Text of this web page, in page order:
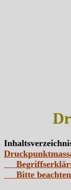
Bitte beachten